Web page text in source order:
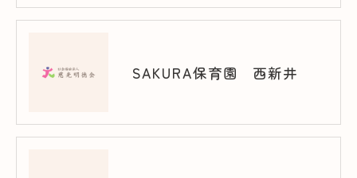
SAKURA保育園 西新井